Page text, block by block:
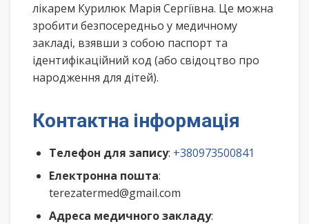
лікарем Курилюк Марія Сергіївна. Це можна
зробити безпосередньо у медичному
закладі, взявши з собою паспорт та
ідентифікаційний код (або свідоцтво про
народження для дітей).
Контактна інформація
Телефон для запису: +380973500841
Електронна пошта:
terezatermed@gmail.com
Адреса медичного закладу: